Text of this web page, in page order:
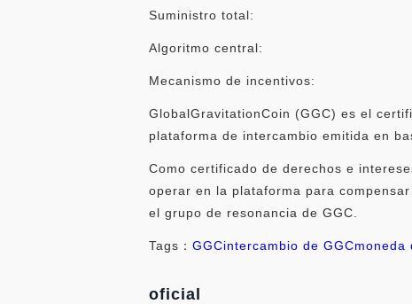
Suministro total:
Algoritmo central:
Mecanismo de incentivos:
GlobalGravitationCoin (GGC) es el
plataforma de intercambio emitida en
Como certificado de derechos e
operar en la plataforma para
el grupo de resonancia de GGC.
Tags： GGCintercambio de GGCmoneda
oficial